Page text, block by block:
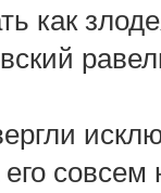
как
его